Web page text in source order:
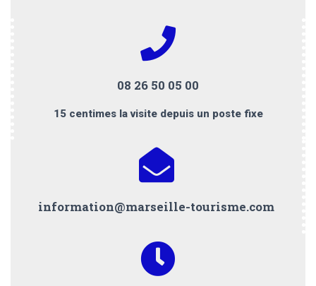
08 26 50 05 00
15 centimes la visite depuis un poste fixe
information@marseille-tourisme.com